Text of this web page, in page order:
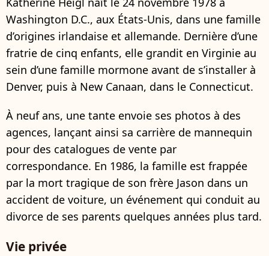
Washington D.C., aux États-Unis, dans une famille
d’origines irlandaise et allemande. Dernière d’une
fratrie de cinq enfants, elle grandit en Virginie au
sein d’une famille mormone avant de s’installer à
Denver, puis à New Canaan, dans le Connecticut.
À neuf ans, une tante envoie ses photos à des
agences, lançant ainsi sa carrière de mannequin
pour des catalogues de vente par
correspondance. En 1986, la famille est frappée
par la mort tragique de son frère Jason dans un
accident de voiture, un événement qui conduit au
divorce de ses parents quelques années plus tard.
Vie privée